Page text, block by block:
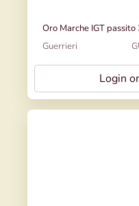
Oro Marche IGT
Guerrieri
Login